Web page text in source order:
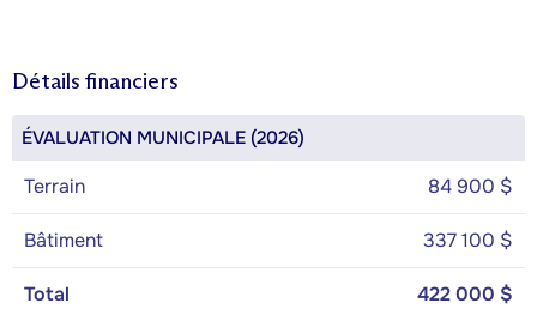
Détails financiers
ÉVALUATION MUNICIPALE (2026)
Terrain 84 900 $
Bâtiment 337 100 $
Total
422 000 $